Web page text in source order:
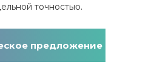
точностью.
предложение